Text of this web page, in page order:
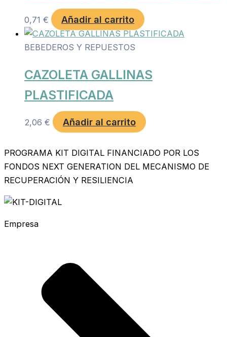
0,71 € Añadir al carrito
BEBEDEROS Y REPUESTOS
CAZOLETA GALLINAS
PLASTIFICADA
2,06 € Añadir al carrito
PROGRAMA KIT DIGITAL FINANCIADO POR LOS
FONDOS NEXT GENERATION DEL MECANISMO DE
RECUPERACIÓN Y RESILIENCIA
Empresa